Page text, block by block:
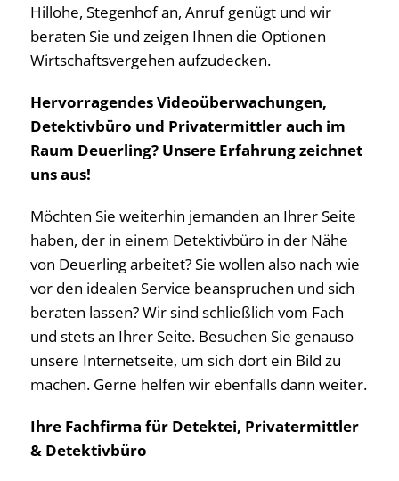
Hillohe, Stegenhof an, Anruf genügt und wir
beraten Sie und zeigen Ihnen die Optionen
Wirtschaftsvergehen aufzudecken.
Hervorragendes Videoüberwachungen,
Detektivbüro und Privatermittler auch im
Raum Deuerling? Unsere Erfahrung zeichnet
uns aus!
Möchten Sie weiterhin jemanden an Ihrer Seite
haben, der in einem Detektivbüro in der Nähe
von Deuerling arbeitet? Sie wollen also nach wie
vor den idealen Service beanspruchen und sich
beraten lassen? Wir sind schließlich vom Fach
und stets an Ihrer Seite. Besuchen Sie genauso
unsere Internetseite, um sich dort ein Bild zu
machen. Gerne helfen wir ebenfalls dann weiter.
Ihre Fachfirma für Detektei, Privatermittler
& Detektivbüro